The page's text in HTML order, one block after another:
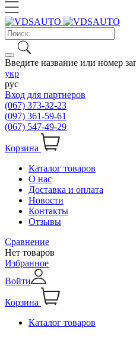
Введите название или номер
укр
рус
Вход для партнеров
(067) 373-32-23
(097) 361-59-61
(067) 547-49-29
Корзина
Каталог товаров
О нас
Доставка и оплата
Новости
Контакты
Отзывы
Сравнение
Нет товаров
Избранное
Войти
Корзина
Каталог товаров